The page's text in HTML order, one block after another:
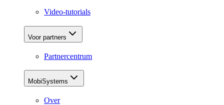
Video-tutorials
Voor partners
Partnercentrum
MobiSystems
Over